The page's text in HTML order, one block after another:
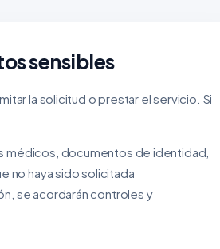
sensibles
la solicitud o prestar el servicio. Si
médicos, documentos de identidad,
no haya sido solicitada
se acordarán controles y